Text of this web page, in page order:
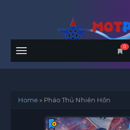
Menu
0
Home» Pháo Thủ Nhiên Hồn